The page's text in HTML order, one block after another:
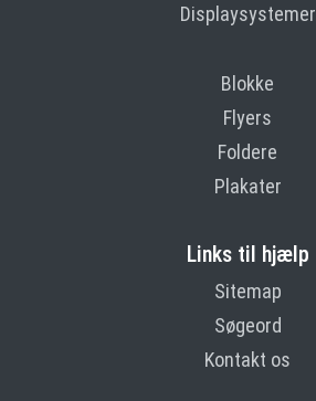
Displaysystemer
Blokke
Flyers
Foldere
Plakater
Links til hjælp
Sitemap
Søgeord
Kontakt os